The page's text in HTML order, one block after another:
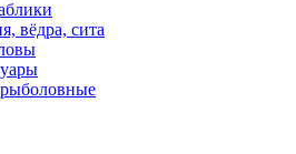
вёдра, сита